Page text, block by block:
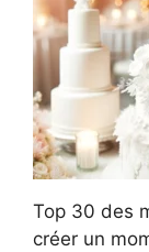
Top 30 des
créer un